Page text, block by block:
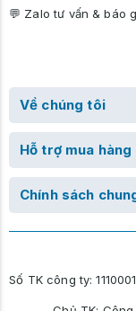
💬 Zalo tư vấn & báo
Về chúng tôi
Hỗ trợ mua hàng
Chính sách
Số TK công ty: